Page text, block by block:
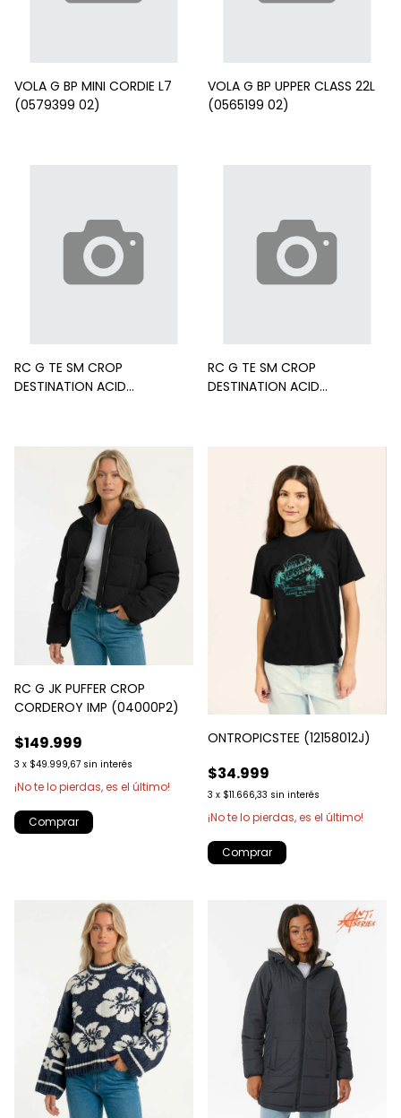
VOLA G BP MINI CORDIE L7
(0579399 02)
VOLA G BP UPPER CLASS 22L
(0565199 02)
RC G TE SM CROP
DESTINATION ACID
RC G TE SM CROP
DESTINATION ACID
RC G JK PUFFER CROP
CORDEROY IMP (04000P2)
$149.999
3 x $49.999,67 sin interés
¡No te lo pierdas, es el último!
Comprar
ONTROPICSTEE (12158012J)
$34.999
3 x $11.666,33 sin interés
¡No te lo pierdas, es el último!
Comprar